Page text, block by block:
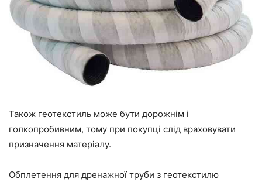
Також геотекстиль може бути дорожнім і
голкопробивним, тому при покупці слід враховувати
призначення матеріалу.
Обплетення для дренажної труби з геотекстилю